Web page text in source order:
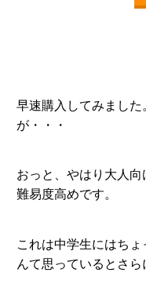
早速購入してみまし
が・・・
おっと、やはり大人
難易度高めです。
これは中学生にはち
んて思っているとさら